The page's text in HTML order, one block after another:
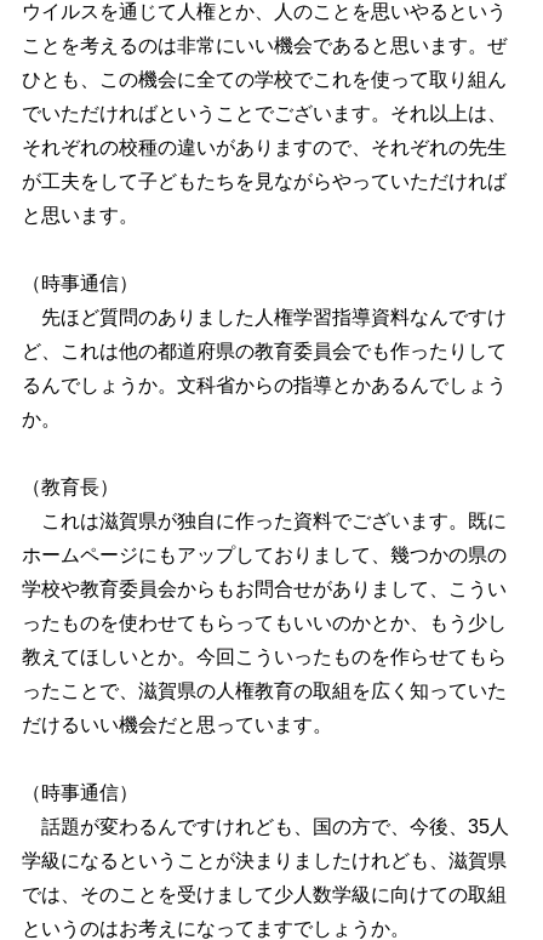
ウイルスを通じて人権とか、人のことを思いやるという
ことを考えるのは非常にいい機会であると思います。ぜ
ひとも、この機会に全ての学校でこれを使って取り組ん
でいただければということでございます。それ以上は、
それぞれの校種の違いがありますので、それぞれの先生
が工夫をして子どもたちを見ながらやっていただければ
と思います。
（時事通信）
先ほど質問のありました人権学習指導資料なんですけ
ど、これは他の都道府県の教育委員会でも作ったりして
るんでしょうか。文科省からの指導とかあるんでしょう
か。
（教育長）
これは滋賀県が独自に作った資料でございます。既に
ホームページにもアップしておりまして、幾つかの県の
学校や教育委員会からもお問合せがありまして、こうい
ったものを使わせてもらってもいいのかとか、もう少し
教えてほしいとか。今回こういったものを作らせてもら
ったことで、滋賀県の人権教育の取組を広く知っていた
だけるいい機会だと思っています。
（時事通信）
話題が変わるんですけれども、国の方で、今後、35人
学級になるということが決まりましたけれども、滋賀県
では、そのことを受けまして少人数学級に向けての取組
というのはお考えになってますでしょうか。